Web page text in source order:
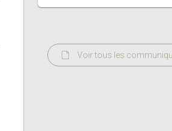
Voir tous les